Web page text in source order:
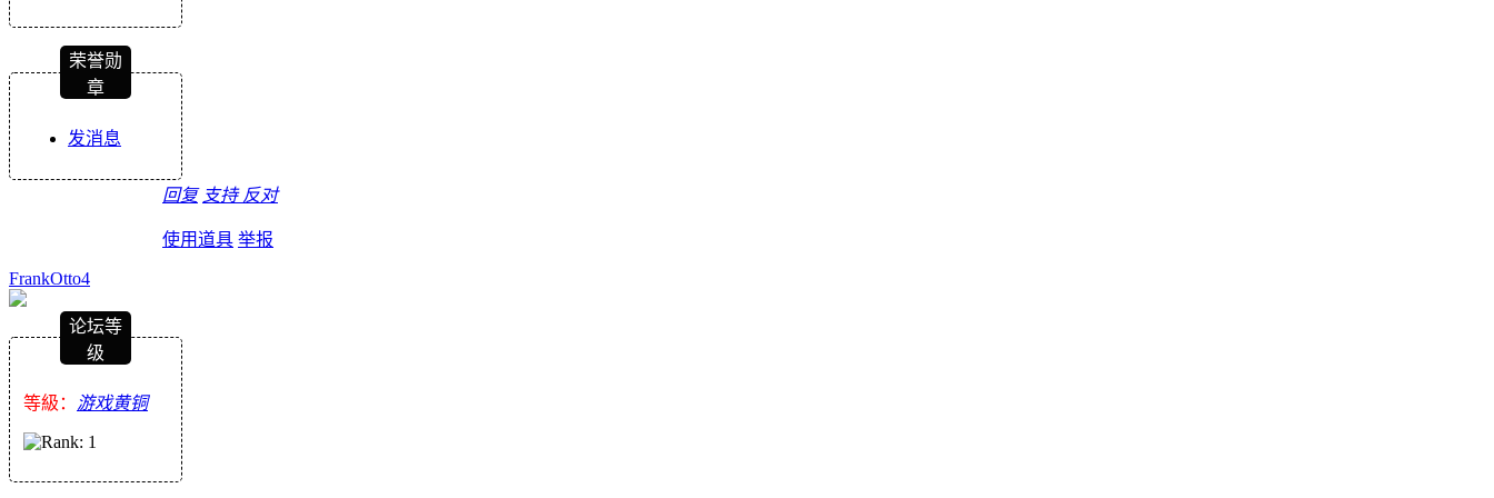
荣誉勋
章
发消息
回复 支持 反对
使用道具 举报
FrankOtto4
论坛等
级
等級： 游戏黄铜